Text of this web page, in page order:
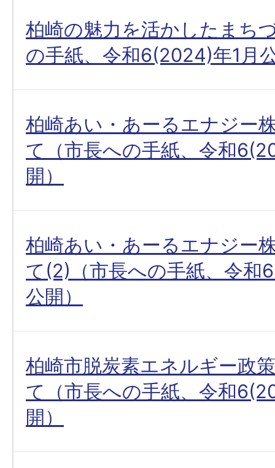
柏崎の魅力を活かしたまち
の手紙、令和6(2024)年1月
柏崎あい・あーるエナジー
て（市長への手紙、令和
開）
柏崎あい・あーるエナジー
て(2)（市長への手紙、令和
公開）
柏崎市脱炭素エネルギー政
て（市長への手紙、令和
開）